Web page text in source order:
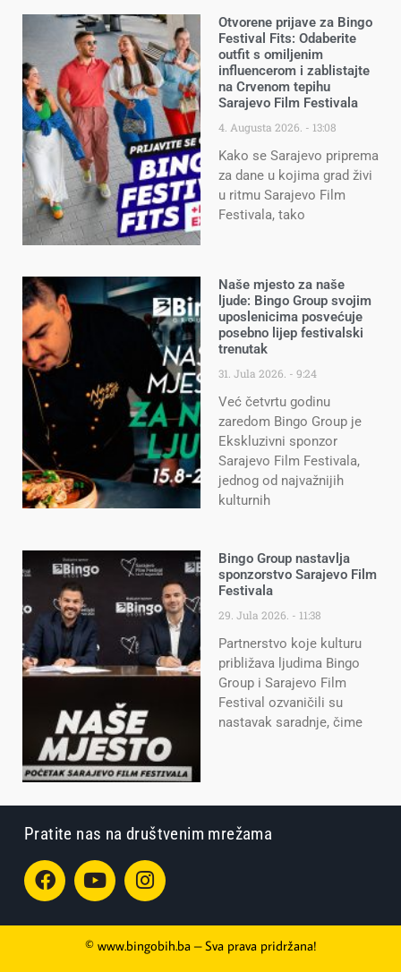
Otvorene prijave za Bingo
Festival Fits: Odaberite
outfit s omiljenim
influencerom i zablistajte
na Crvenom tepihu
Sarajevo Film Festivala
4. Augusta 2026. 13:08
Kako se Sarajevo priprema
za dane u kojima grad živi
u ritmu Sarajevo Film
Festivala, tako
Naše mjesto za naše
ljude: Bingo Group svojim
uposlenicima posvećuje
posebno lijep festivalski
trenutak
31. Jula 2026. 9:24
Već četvrtu godinu
zaredom Bingo Group je
Ekskluzivni sponzor
Sarajevo Film Festivala,
jednog od najvažnijih
kulturnih
Bingo Group nastavlja
sponzorstvo Sarajevo Film
Festivala
29. Jula 2026. 11:38
Partnerstvo koje kulturu
približava ljudima Bingo
Group i Sarajevo Film
Festival ozvaničili su
nastavak saradnje, čime
Pratite nas na društvenim mrežama
© www.bingobih.ba – Sva prava pridržana!